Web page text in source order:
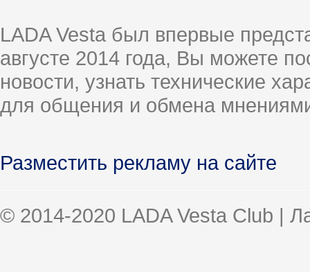
LADA Vesta был впервые
августе 2014 года, Вы можете
новости, узнать технические
для общения и обмена
Разместить рекламу на сайте
© 2014-2020 LADA Vesta Club |